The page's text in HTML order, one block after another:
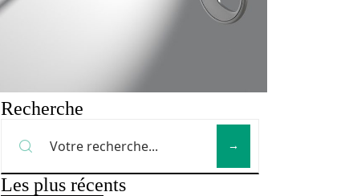
Recherche
Les plus récents